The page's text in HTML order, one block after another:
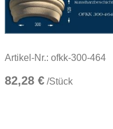
Artikel-Nr.: ofkk-300-464
82,28 € /Stück